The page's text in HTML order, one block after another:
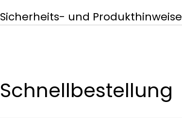
Sicherheits- und Produkthinweise
Schnellbestellung